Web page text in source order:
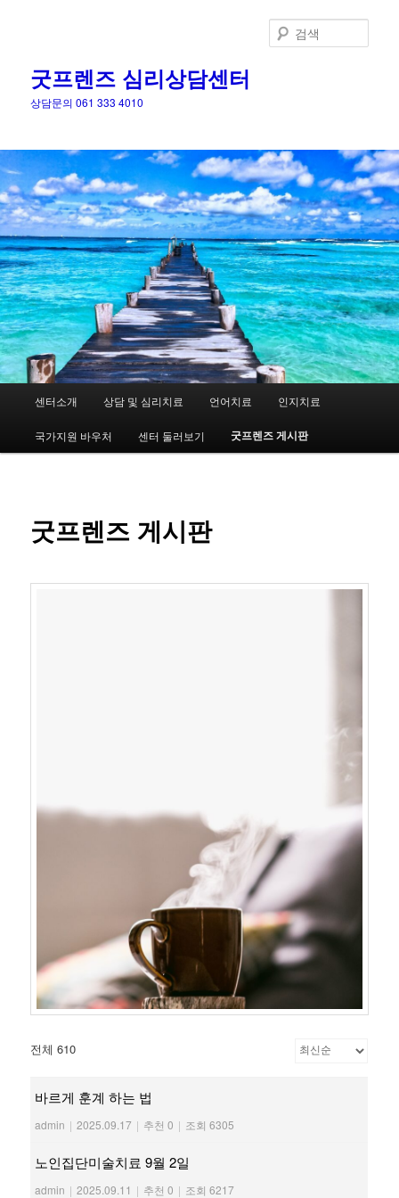
굿프렌즈 심리상담센터
상담문의 061 333 4010
색
뉴
첫
번
컨
센터소개 상담 및 심리치료 언어치료 인지치료
국가지원 바우처 센터 둘러보기 굿프렌즈 게시판
굿프렌즈 게시판
전체 610
바르게 훈계 하는 법
admin | 2025.09.17 | 추천 0 | 조회 6305
노인집단미술치료 9월 2일
admin | 2025.09.11 | 추천 0 | 조회 6217